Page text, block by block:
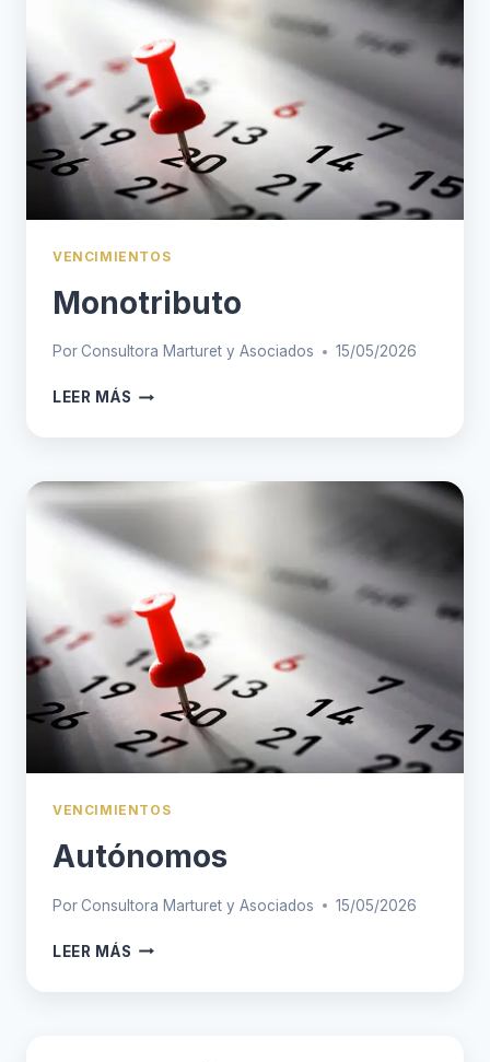
VENCIMIENTOS
Monotributo
PorConsultora Marturet y Asociados 15/05/2026
LEER MÁS MONOTRIBUTO
VENCIMIENTOS
Autónomos
PorConsultora Marturet y Asociados 15/05/2026
LEER MÁS AUTÓNOMOS